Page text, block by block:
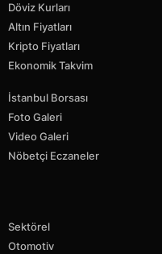
Döviz Kurları
Altın Fiyatları
Kripto Fiyatları
Ekonomik Takvim
İstanbul Borsası
Foto Galeri
Video Galeri
Nöbetçi Eczaneler
Sektörel
Otomotiv